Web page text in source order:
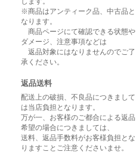
※商品はアンティーク品、中古品と
なります。
商品ページにて確認できる状態や
ダメージ、注意事項などは
返品対象にはなりませんのでご了
承ください。
返品送料
配送上の破損、不良品につきまして
は当店負担となります。
万が一、お客様のご都合による返品
希望の場合につきましては、
送料、返品手数料がお客様負担とな
りますことご注意くださいませ。